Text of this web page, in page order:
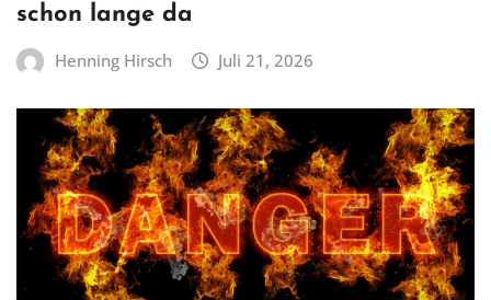
schon lange da
Henning Hirsch Juli 21, 2026